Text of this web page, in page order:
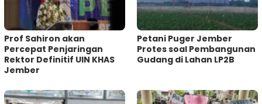
Prof Sahiron akan
Percepat Penjaringan
Rektor Definitif UIN KHAS
Jember
Petani Puger Jember
Protes soal Pembangunan
Gudang di Lahan LP2B